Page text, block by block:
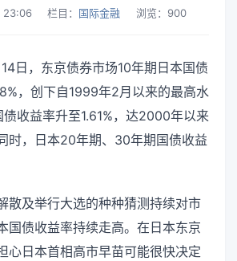
23:06 栏目： 国际金融 浏览： 900
日，东京债券市场10年期日本国债
，创下自1999年2月以来的最高水
收益率升至1.61%，达2000年以来
时，日本20年期、30年期国债收益
散及举行大选的种种猜测持续对市
国债收益率持续走高。在日本东京
心日本首相高市早苗可能很快决定